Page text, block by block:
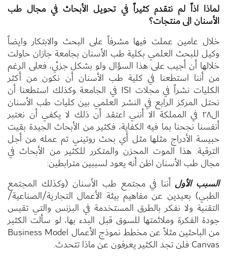
لماذا اذاً لم نتقدم كثيراً في تحويل الأبحاث في مجال طب
الأسنان الى منتجات؟
خلال عامين عملت فيها مشرفاً على البحث والابتكار وايضاً
وكيل للبحث العلمي بكلية طب الأسنان بجامعة جازان حاولت
خلالها أن أجيب على هذا السؤال ولو بشكل جزئي، فعلى الرغم
من أننا استطعنا في كلية طب الأسنان أن نكون من أكثر
الكليات نشراً في مجلات ISI في الجامعة وكذلك استطعنا أن
نحتل المركز الرابع في النشر العلمي بين كليات طب الأسنان
ال٢٨ في المملكة الا أنني اعتقد أن ذلك لا يكفي أن نعتبر
أنفسنا نجحنا بما فيه الكفاية، فكثير من الأبحاث الجيدة بقيت
حبيسة الأدراج مثلها مثل أي بحث روتيني تم عمله من أجل
الترقية. هذا الموت المحزن والمتكرر للكثير من الأبحاث في
مجال طب الأسنان اظن أنه يعود لسببين مترابطين:
السبب الأولأننا في مجتمع طب الأسنان (وكذلك المجتمع
الطبي) بعيدين عن مفاهيم بيئة الأعمال التجارية/الصناعية/
التقنية ولا نفكر بالطرق المستخدمة في البزنس والتي تقيس
جودة الفكرة وملائمتها للسوق قبل البدء بها، لو سألت الكثير
من الباحثين مثلاً عن مخطط نموذج الأعمال Business Model
Canvas فلن تجد الكثير يعرفون عن ماذا تتحدث.